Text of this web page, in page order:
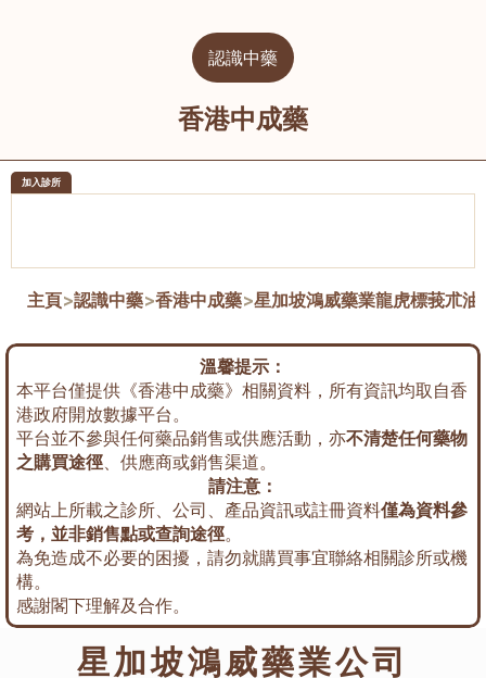
認識中藥
香港中成藥
加入診所
主頁>認識中藥>香港中成藥>星加坡鴻威藥業龍虎標莪朮油
溫馨提示：
本平台僅提供《香港中成藥》相關資料，所有資訊均取自香
港政府開放數據平台。
平台並不參與任何藥品銷售或供應活動，亦不清楚任何藥物
之購買途徑、供應商或銷售渠道。
請注意：
網站上所載之診所、公司、產品資訊或註冊資料僅為資料參
考，並非銷售點或查詢途徑。
為免造成不必要的困擾，請勿就購買事宜聯絡相關診所或機
構。
感謝閣下理解及合作。
星加坡鴻威藥業公司